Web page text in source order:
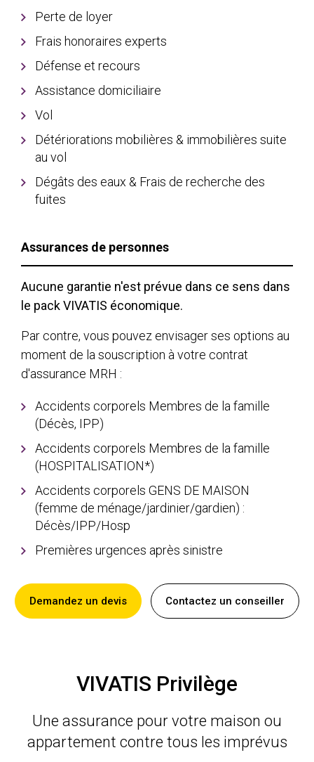
Perte de loyer
Frais honoraires experts
Défense et recours
Assistance domiciliaire
Vol
Détériorations mobilières & immobilières suite
au vol
Dégâts des eaux & Frais de recherche des
fuites
Assurances de personnes
Aucune garantie n'est prévue dans ce sens dans
le pack VIVATIS économique.
Par contre, vous pouvez envisager ses options au
moment de la souscription à votre contrat
d'assurance MRH :
Accidents corporels Membres de la famille
(Décès, IPP)
Accidents corporels Membres de la famille
(HOSPITALISATION*)
Accidents corporels GENS DE MAISON
(femme de ménage/jardinier/gardien) :
Décès/IPP/Hosp
Premières urgences après sinistre
Demandez un devis Contactez un conseiller
VIVATIS Privilège
Une assurance pour votre maison ou
appartement contre tous les imprévus